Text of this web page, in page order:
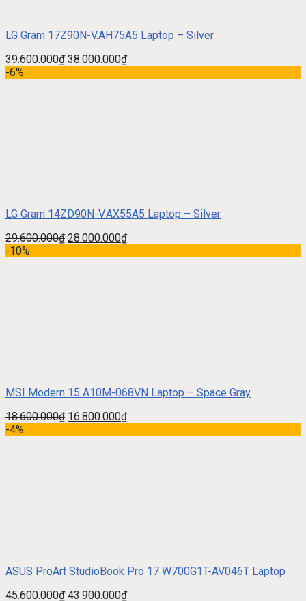
LG Gram 17Z90N-V.AH75A5 Laptop – Silver
39.600.000₫ 38.000.000₫
-6%
LG Gram 14ZD90N-V.AX55A5 Laptop – Silver
29.600.000₫ 28.000.000₫
-10%
MSI Modern 15 A10M-068VN Laptop – Space Gray
18.600.000₫ 16.800.000₫
-4%
ASUS ProArt StudioBook Pro 17 W700G1T-AV046T Laptop
45.600.000₫ 43.900.000₫